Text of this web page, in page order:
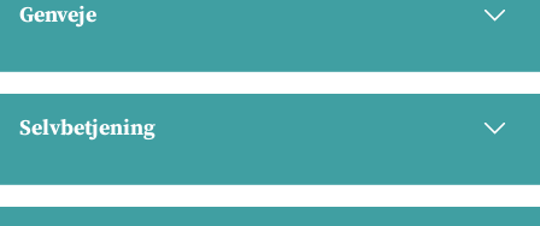
Genveje
Selvbetjening